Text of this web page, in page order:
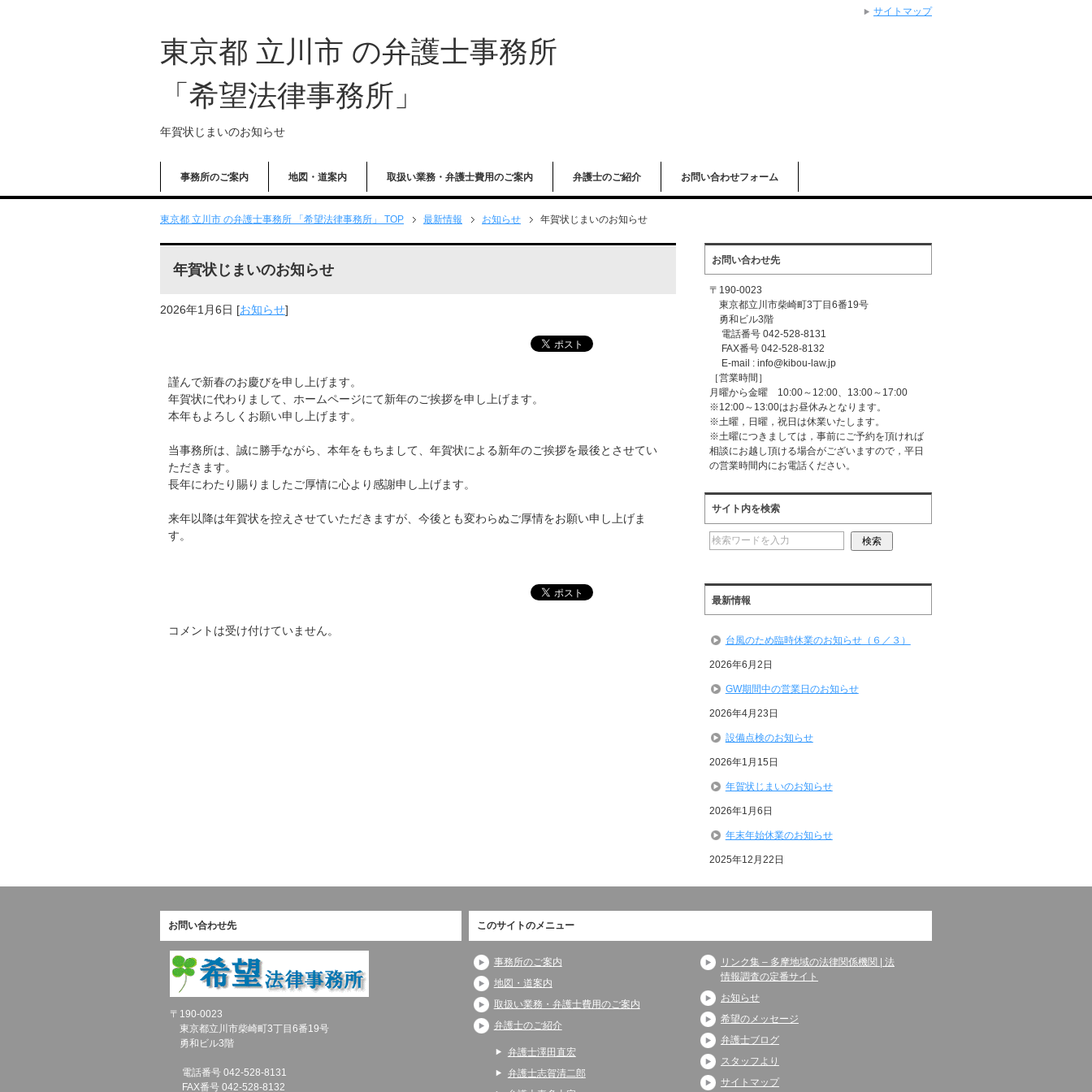
東京都 立川市 の弁護士事務所
「希望法律事務所」
年賀状じまいのお知らせ
事務所のご案内 地図・道案内 取扱い業務・弁護士費用のご案内 弁護士のご紹介 お問い合わせフォーム
東京都 立川市 の弁護士事務所 「希望法律事務所」 TOP 最新情報 お知らせ 年賀状じまいのお知らせ
年賀状じまいのお知らせ
2026年1月6日 [お知らせ]
謹んで新春のお慶びを申し上げます。
年賀状に代わりまして、ホームページにて新年のご挨拶を申し上げます。
本年もよろしくお願い申し上げます。
当事務所は、誠に勝手ながら、本年をもちまして、年賀状による新年のご挨拶を最後とさせてい
ただきます。
長年にわたり賜りましたご厚情に心より感謝申し上げます。
来年以降は年賀状を控えさせていただきますが、今後とも変わらぬご厚情をお願い申し上げま
す。
コメントは受け付けていません。
お問い合わせ先
〒190-0023
東京都立川市柴崎町3丁目6番19号
勇和ビル3階
電話番号 042-528-8131
FAX番号 042-528-8132
E-mail : info@kibou-law.jp
［営業時間］
月曜から金曜 10:00～12:00、13:00～17:00
※12:00～13:00はお昼休みとなります。
※土曜，日曜，祝日は休業いたします。
※土曜につきましては，事前にご予約を頂ければ
相談にお越し頂ける場合がございますので，平日
の営業時間内にお電話ください。
サイト内を検索
最新情報
台風のため臨時休業のお知らせ（６／３）
2026年6月2日
GW期間中の営業日のお知らせ
2026年4月23日
設備点検のお知らせ
2026年1月15日
年賀状じまいのお知らせ
2026年1月6日
年末年始休業のお知らせ
2025年12月22日
お問い合わせ先
〒190-0023
東京都立川市柴崎町3丁目6番19号
勇和ビル3階
電話番号 042-528-8131
FAX番号 042-528-8132
このサイトのメニュー
事務所のご案内
地図・道案内
取扱い業務・弁護士費用のご案内
弁護士のご紹介
弁護士澤田直宏
弁護士志賀清二郎
リンク集 – 多摩地域の法律関係機関 | 法
情報調査の定番サイト
お知らせ
希望のメッセージ
弁護士ブログ
スタッフより
サイトマップ
サイトマップ